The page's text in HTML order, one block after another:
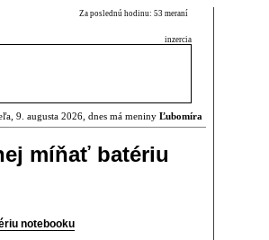
Za poslednú hodinu: 53 meraní
inzercia
9. augusta 2026, dnes má meniny Ľubomíra
míňať batériu
notebooku